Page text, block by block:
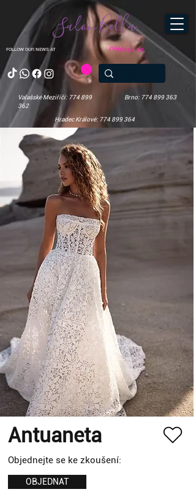
FOLLOW OUR NEWS AT
Salon Bella
Valašské Meziříčí: 774 899
362
Brno: 774 899 363
Hradec Králové: 774 899 364
Přihlásit se
Antuaneta
Objednejte se ke zkoušení:
OBJEDNAT